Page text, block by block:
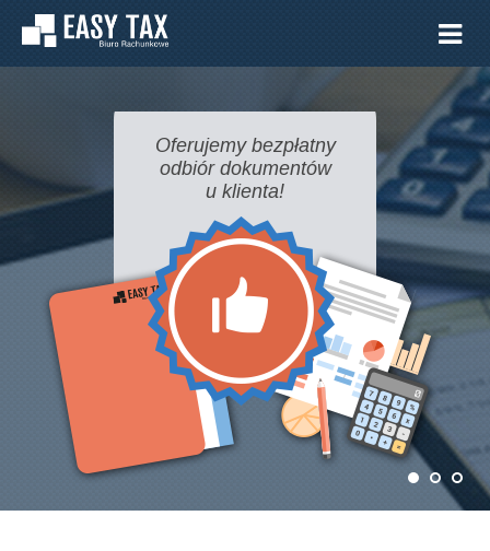
Oferujemy bezpłatny
odbiór dokumentów
u klienta!